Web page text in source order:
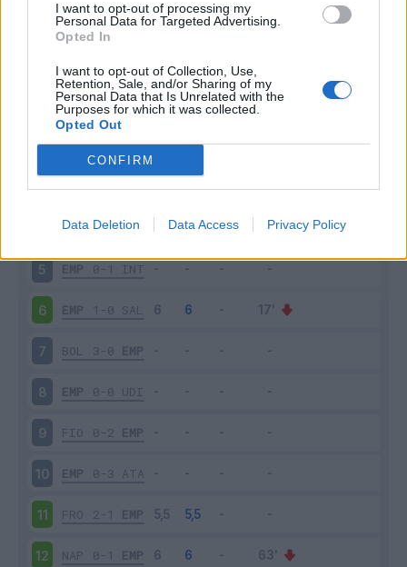
I want to opt-out of processing my
Personal Data for Targeted Advertising.
Opted In
I want to opt-out of Collection, Use,
Retention, Sale, and/or Sharing of my
Personal Data that Is Unrelated with the
Purposes for which it was collected.
Opted Out
CONFIRM
Data Deletion Data Access Privacy Policy
Scarica riepilogo
stagionale
Giornata Voto FV EntratoUscito
2 MON 2-0 EMP
3 EMP 0-2 JUV
ROM 7-0 EMP
5 EMP 0-1 INT
6 EMP 1-0 SAL
7 BOL 3-0 EMP
8 EMP 0-0 UDI
9 FIO 0-2 EMP
10 EMP 0-3 ATA
11 FRO 2-1 EMP
12 NAP 0-1 EMP